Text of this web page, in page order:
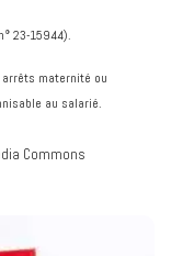
23-15944).
maternité ou
au salarié.
Commons